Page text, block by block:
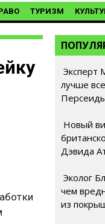
ТУРИЗМ
Эксперт
лучше
Новый
Дэвида
Эколог
чем
из